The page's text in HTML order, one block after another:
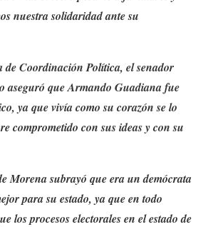
nuestra solidaridad ante su
Coordinación Política, el senador
aseguró que Armando Guadiana fue
ya que vivía como su corazón se lo
comprometido con sus ideas y con su
Morena subrayó que era un demócrata
para su estado, ya que en todo
los procesos electorales en el estado de